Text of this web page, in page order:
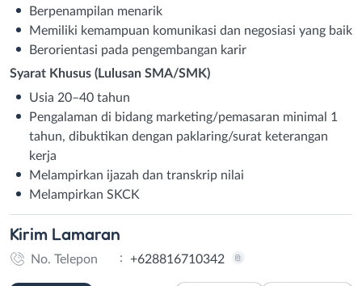
Berpenampilan menarik
Memiliki kemampuan komunikasi dan negosiasi yang baik
Berorientasi pada pengembangan karir
Syarat Khusus (Lulusan SMA/SMK)
Usia 20–40 tahun
Pengalaman di bidang marketing/pemasaran minimal 1
tahun, dibuktikan dengan paklaring/surat keterangan
kerja
Melampirkan ijazah dan transkrip nilai
Melampirkan SKCK
Kirim Lamaran
No. Telepon : +628816710342
WhatsApp